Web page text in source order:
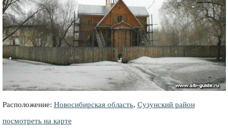
Расположение: Новосибирская область, Сузунский район
посмотреть на карте